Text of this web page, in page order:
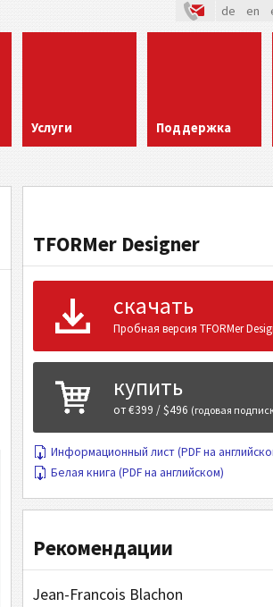
de en
Услуги Поддержка
TFORMer Designer
скачать
Пробная версия TFORMer
купить
от €399 / $496 (годовая
Информационный лист (PDF на
Белая книга (PDF на английском)
Рекомендации
Jean-Francois Blachon